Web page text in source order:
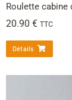
Roulette cabine
20.90 € TTC
Détails